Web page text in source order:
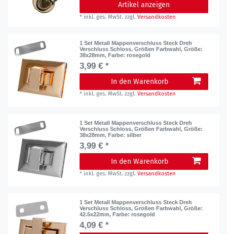
Artikel anzeigen
* inkl. ges. MwSt. zzgl.Versandkosten
1 Set Metall Mappenverschluss Steck Dreh
Verschluss Schloss, Größen Farbwahl, Größe:
38x28mm, Farbe: rosegold
3,99 € *
In den Warenkorb
* inkl. ges. MwSt. zzgl.Versandkosten
1 Set Metall Mappenverschluss Steck Dreh
Verschluss Schloss, Größen Farbwahl, Größe:
38x28mm, Farbe: silber
3,99 € *
In den Warenkorb
* inkl. ges. MwSt. zzgl.Versandkosten
1 Set Metall Mappenverschluss Steck Dreh
Verschluss Schloss, Größen Farbwahl, Größe:
42.5x22mm, Farbe: rosegold
4,09 € *